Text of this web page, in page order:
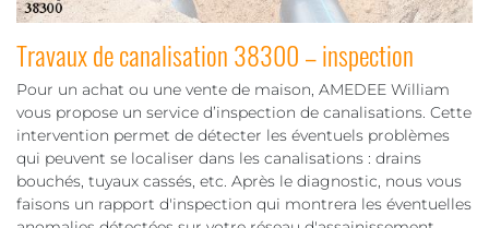
Travaux de canalisation 38300 – inspection
Pour un achat ou une vente de maison, AMEDEE William
vous propose un service d’inspection de canalisations. Cette
intervention permet de détecter les éventuels problèmes
qui peuvent se localiser dans les canalisations : drains
bouchés, tuyaux cassés, etc. Après le diagnostic, nous vous
faisons un rapport d'inspection qui montrera les éventuelles